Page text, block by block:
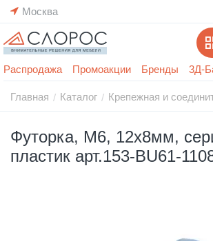
Москва
Распродажа Промоакции Бренды 3Д-
Главная / Каталог / Крепежная и
Футорка, M6, 12х8мм,
пластик арт.153-BU61-